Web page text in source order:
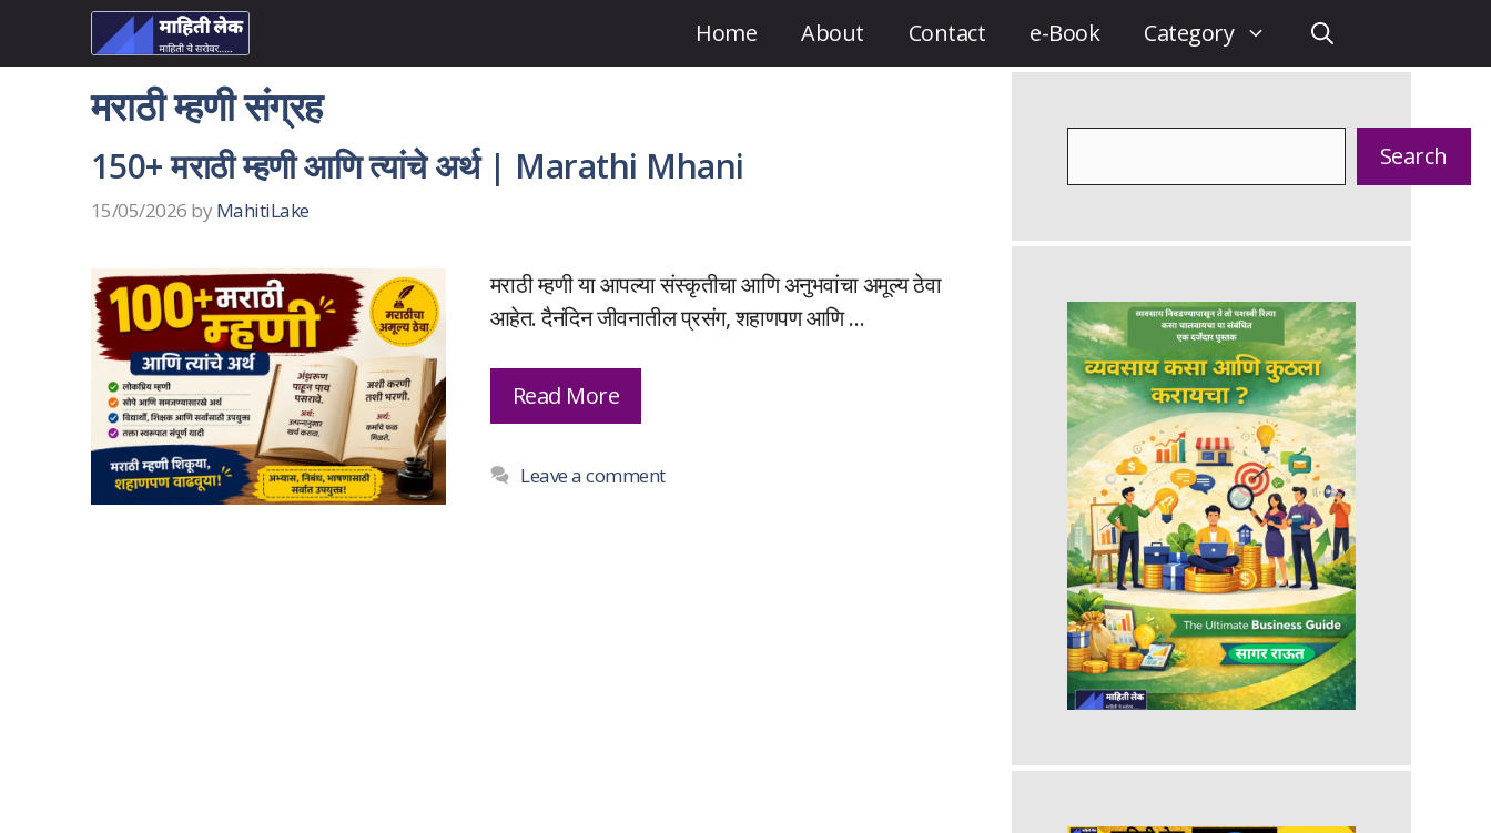
Home About Contact e-Book Category
मराठी म्हणी संग्रह
150+ मराठी म्हणी आणि त्यांचे अर्थ | Marathi Mhani
15/05/2026 by MahitiLake
मराठी म्हणी या आपल्या संस्कृतीचा आणि अनुभवांचा अमूल्य ठेवा
आहेत. दैनंदिन जीवनातील प्रसंग, शहाणपण आणि …
Read More
Leave a comment
Search